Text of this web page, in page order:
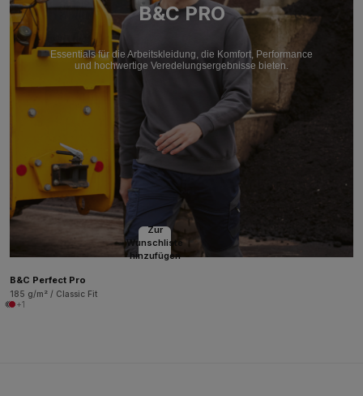
B&C PRO
Essentials für die Arbeitskleidung, die Komfort, Performance
und hochwertige Veredelungsergebnisse bieten.
Zur
Wunschliste
hinzufügen
B&C Perfect Pro
185 g/m² / Classic Fit
+1